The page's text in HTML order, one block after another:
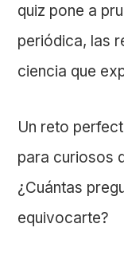
quiz pone a
periódica, las
ciencia que
Un reto
para curiosos
¿Cuántas
equivocarte?